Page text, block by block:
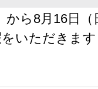
から8月16日
いただきます